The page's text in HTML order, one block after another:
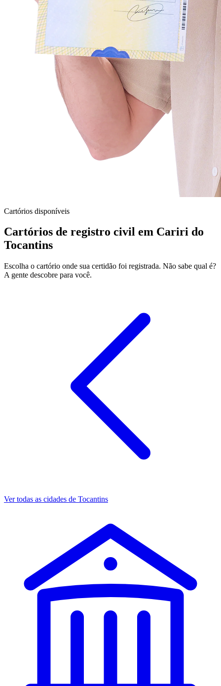
Cartórios disponíveis
Cartórios de registro civil em Cariri do
Tocantins
Escolha o cartório onde sua certidão foi registrada. Não sabe qual é?
A gente descobre para você.
Ver todas as cidades de Tocantins